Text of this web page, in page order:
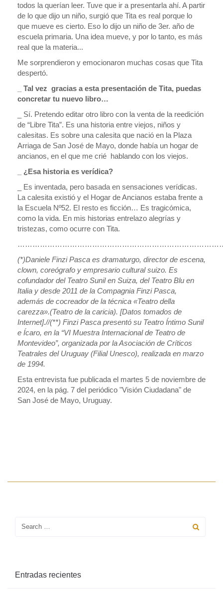
todos la querían leer. Tuve que ir a presentarla ahí. A partir
de lo que dijo un niño, surgió que Tita es real porque lo
que mueve es cierto. Eso lo dijo un niño de 3er. año de
escuela primaria. Una idea mueve, y por lo tanto, es más
real que la materia...
Me sorprendieron y emocionaron muchas cosas que Tita
despertó.
_ Tal vez gracias a esta presentación de Tita, puedas
concretar tu nuevo libro…
_ Sí. Pretendo editar otro libro con la venta de la reedición
de “Libre Tita”. Es una historia entre viejos, niños y
calesitas. Es sobre una calesita que nació en la Plaza
Arriaga de San José de Mayo, donde había un hogar de
ancianos, en el que me crié hablando con los viejos.
_ ¿Esa historia es verídica?
_ Es inventada, pero basada en sensaciones verídicas.
La calesita existió y el Hogar de Ancianos estaba frente a
la Escuela Nº52. El resto es ficción… Es tragicómica,
como la vida. En mis historias entrelazo alegrías y
tristezas, como ocurre con Tita.
(*)Daniele Finzi Pasca es dramaturgo, director de escena,
clown, coreógrafo y empresario cultural suizo.​ Es
cofundador del Teatro Sunil en Suiza, del Teatro Blu en
Italia y desde 2011 de la Compagnia Finzi Pasca, ​​
además de cocreador de la técnica «Teatro della
carezza».​​(Teatro de la caricia). [Datos tomados de
Internet].//(**) Finzi Pasca presentó su Teatro Íntimo Sunil
e Ícaro, en la “VI Muestra Internacional de Teatro de
Montevideo”, organizada por la Asociación de Críticos
Teatrales del Uruguay (Filial Unesco), realizada en marzo
de 1994.
Esta entrevista fue publicada el martes 5 de noviembre de
2024, en la pág. 7 del periódico "Visión Ciudadana" de
San José de Mayo, Uruguay.
Entradas recientes